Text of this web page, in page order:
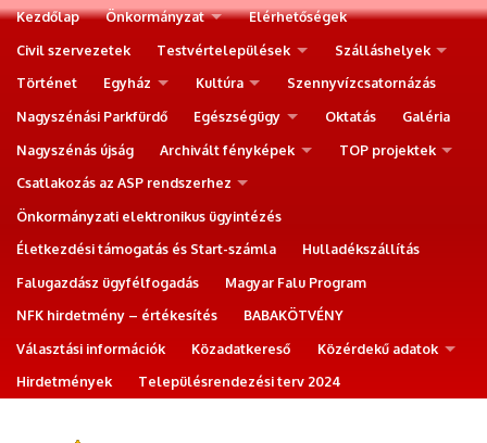
Kezdőlap Önkormányzat
Elérhetőségek
Civil szervezetek
Testvértelepülések
Szálláshelyek
Történet
Egyház Kultúra
Szennyvízcsatornázás
Nagyszénási Parkfürdő
Egészségügy Oktatás
Galéria
Nagyszénás újság
Archivált fényképek
TOP projektek
Csatlakozás az ASP rendszerhez
Önkormányzati elektronikus ügyintézés
Életkezdési támogatás és Start-számla
Hulladékszállítás
Falugazdász ügyfélfogadás
Magyar Falu Program
NFK hirdetmény – értékesítés
BABAKÖTVÉNY
Választási információk
Közadatkereső
Közérdekű adatok
Hirdetmények
Településrendezési terv 2024